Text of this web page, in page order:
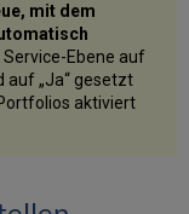
mit dem
Service-Ebene auf
auf „Ja“ gesetzt
aktiviert